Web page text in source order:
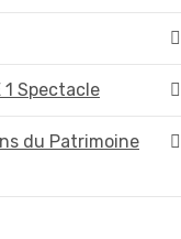
1 Spectacle
du Patrimoine